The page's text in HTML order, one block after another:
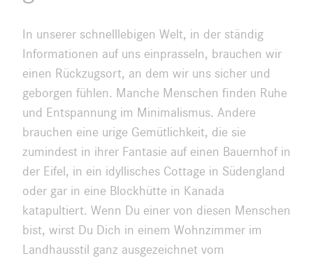
In unserer schnelllebigen Welt, in der ständig
Informationen auf uns einprasseln, brauchen wir
einen Rückzugsort, an dem wir uns sicher und
geborgen fühlen. Manche Menschen finden Ruhe
und Entspannung im Minimalismus. Andere
brauchen eine urige Gemütlichkeit, die sie
zumindest in ihrer Fantasie auf einen Bauernhof in
der Eifel, in ein idyllisches Cottage in Südengland
oder gar in eine Blockhütte in Kanada
katapultiert. Wenn Du einer von diesen Menschen
bist, wirst Du Dich in einem Wohnzimmer im
Landhausstil ganz ausgezeichnet vom